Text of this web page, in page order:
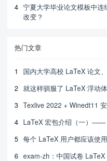
4 宁夏大学毕业论文模板中
改变？
热门文章
1
国内大学高校 LaTeX 论文
2 就这样驯服了 LaTeX 浮动
3 Texlive 2022 + Winedt11
4 LaTeX 宏包介绍（一）——
5 每个 LaTeX 用户都应该使
6 exam-zh：中国试卷 LaTeX